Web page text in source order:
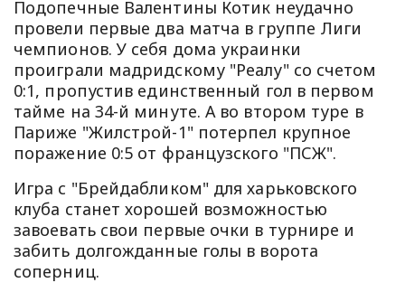
Подопечные Валентины Котик неудачно
провели первые два матча в группе Лиги
чемпионов. У себя дома украинки
проиграли мадридскому "Реалу" со счетом
0:1, пропустив единственный гол в первом
тайме на 34-й минуте. А во втором туре в
Париже "Жилстрой-1" потерпел крупное
поражение 0:5 от французского "ПСЖ".
Игра с "Брейдабликом" для харьковского
клуба станет хорошей возможностью
завоевать свои первые очки в турнире и
забить долгожданные голы в ворота
соперниц.